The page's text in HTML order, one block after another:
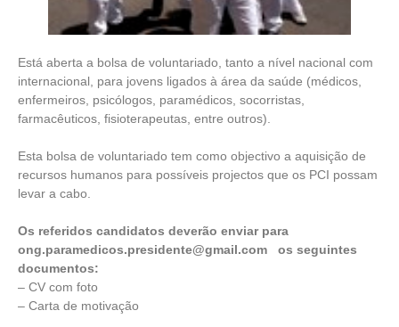
Está aberta a bolsa de voluntariado, tanto a nível nacional com
internacional, para jovens ligados à área da saúde (médicos,
enfermeiros, psicólogos, paramédicos, socorristas,
farmacêuticos, fisioterapeutas, entre outros).
Esta bolsa de voluntariado tem como objectivo a aquisição de
recursos humanos para possíveis projectos que os PCI possam
levar a cabo.
Os referidos candidatos deverão enviar para
ong.paramedicos.presidente@gmail.com os seguintes
documentos:
– CV com foto
– Carta de motivação